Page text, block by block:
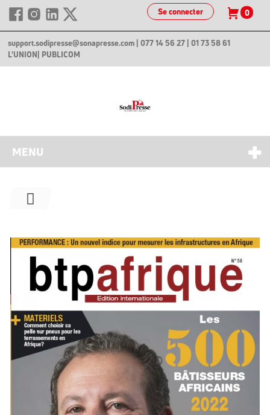
Se connecter 0
support.sodipresse@sonapresse.com | 077 14 56 27 | 01 73 58 61
L'UNION | PUBLICOM
MENU